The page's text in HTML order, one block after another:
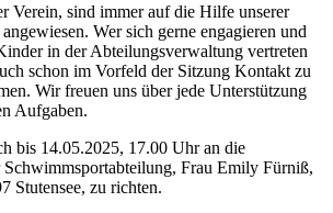
Verein, sind immer auf die Hilfe unserer
Wer sich gerne engagieren und
in der Abteilungsverwaltung vertreten
schon im Vorfeld der Sitzung Kontakt zu
Wir freuen uns über jede Unterstützung
Aufgaben.
bis 14.05.2025, 17.00 Uhr an die
Frau Emily Fürniß,
Stutensee, zu richten.